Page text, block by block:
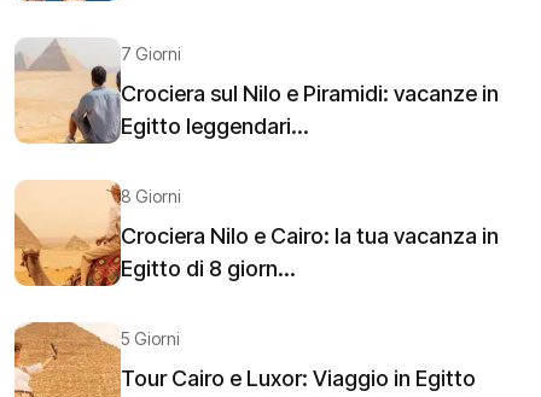
7 Giorni
Crociera sul Nilo e Piramidi: vacanze in
Egitto leggendari...
8 Giorni
Crociera Nilo e Cairo: la tua vacanza in
Egitto di 8 giorn...
5 Giorni
Tour Cairo e Luxor: Viaggio in Egitto